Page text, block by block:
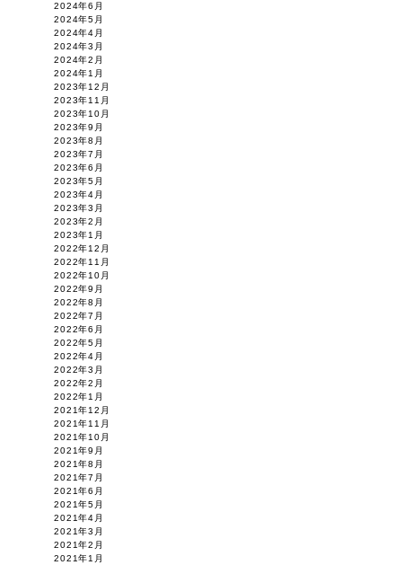
2024年6月
2024年5月
2024年4月
2024年3月
2024年2月
2024年1月
2023年12月
2023年11月
2023年10月
2023年9月
2023年8月
2023年7月
2023年6月
2023年5月
2023年4月
2023年3月
2023年2月
2023年1月
2022年12月
2022年11月
2022年10月
2022年9月
2022年8月
2022年7月
2022年6月
2022年5月
2022年4月
2022年3月
2022年2月
2022年1月
2021年12月
2021年11月
2021年10月
2021年9月
2021年8月
2021年7月
2021年6月
2021年5月
2021年4月
2021年3月
2021年2月
2021年1月